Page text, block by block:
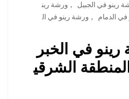
رينو في الجبيل , ورشة رين
الدمام , ورشة رينو في ال
في الخبر
الشرقي